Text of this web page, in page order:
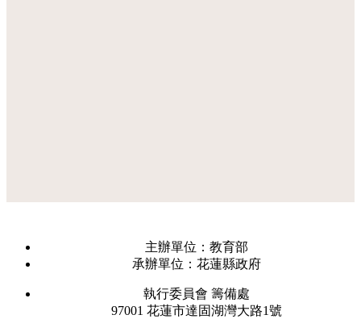
主辦單位：教育部
承辦單位：花蓮縣政府
執行委員會 籌備處
97001 花蓮市達固湖灣大路1號